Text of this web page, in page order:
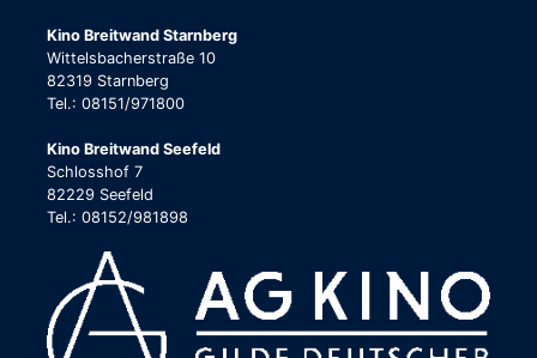
Kino Breitwand Starnberg
Wittelsbacherstraße 10
82319 Starnberg
Tel.: 08151/971800
Kino Breitwand Seefeld
Schlosshof 7
82229 Seefeld
Tel.: 08152/981898